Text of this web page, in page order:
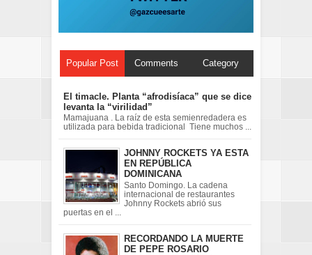
Popular Post Comments Category
El timacle. Planta “afrodisíaca” que se dice
levanta la “virilidad”
Mamajuana . La raíz de esta semienredadera es
utilizada para bebida tradicional Tiene muchos ...
JOHNNY ROCKETS YA ESTA
EN REPÚBLICA
DOMINICANA
Santo Domingo. La cadena
internacional de restaurantes
Johnny Rockets abrió sus
puertas en el ...
RECORDANDO LA MUERTE
DE PEPE ROSARIO